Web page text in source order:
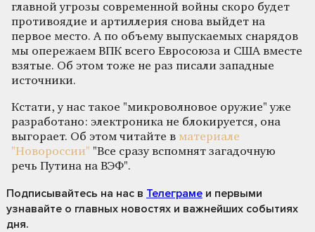
главной угрозы современной войны скоро будет
противоядие и артиллерия снова выйдет на
первое место. А по объему выпускаемых снарядов
мы опережаем ВПК всего Евросоюза и США вместе
взятые. Об этом тоже не раз писали западные
источники.
Кстати, у нас такое "микроволновое оружие" уже
разработано: электроника не блокируется, она
выгорает. Об этом читайте в материале
"Новороссии" "Все сразу вспомнят загадочную
речь Путина на ВЭФ".
Подписывайтесь на нас в Телеграме и первыми
узнавайте о главных новостях и важнейших событиях
дня.